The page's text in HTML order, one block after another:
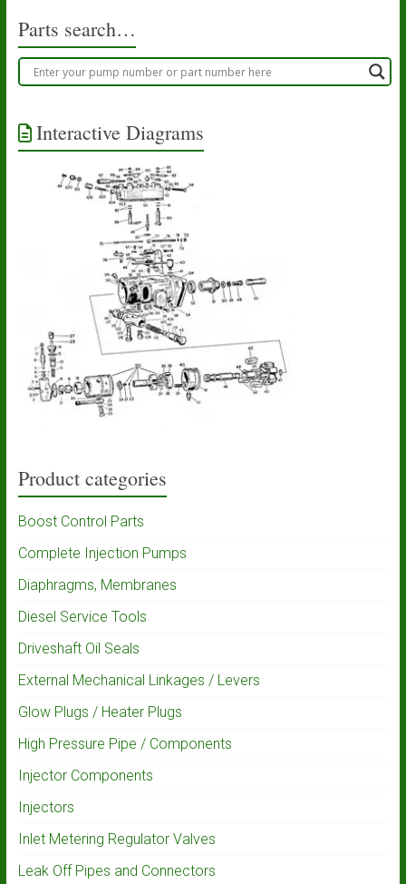
Parts search…
Interactive Diagrams
Product categories
Boost Control Parts
Complete Injection Pumps
Diaphragms, Membranes
Diesel Service Tools
Driveshaft Oil Seals
External Mechanical Linkages / Levers
Glow Plugs / Heater Plugs
High Pressure Pipe / Components
Injector Components
Injectors
Inlet Metering Regulator Valves
Leak Off Pipes and Connectors